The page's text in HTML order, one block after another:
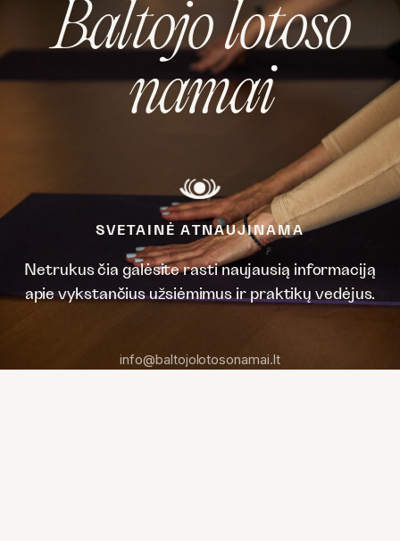
Baltojo lotoso
namai
SVETAINĖ ATNAUJINAMA
Netrukus čia galėsite rasti naujausią informaciją
apie vykstančius užsiėmimus ir praktikų vedėjus.
info@baltojolotosonamai.lt